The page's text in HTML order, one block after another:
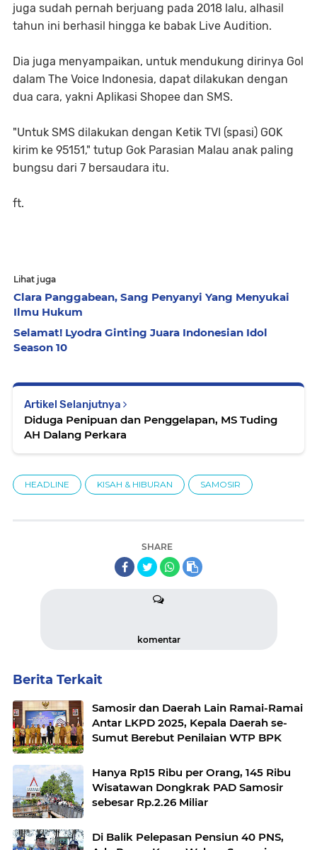
juga sudah pernah berjuang pada 2018 lalu, alhasil
tahun ini berhasil hingga ke babak Live Audition.
Dia juga menyampaikan, untuk mendukung dirinya Gol
dalam The Voice Indonesia, dapat dilakukan dengan
dua cara, yakni Aplikasi Shopee dan SMS.
"Untuk SMS dilakukan dengan Ketik TVI (spasi) GOK
kirim ke 95151," tutup Gok Parasian Malau anak paling
bungsu dari 7 bersaudara itu.
ft.
Lihat juga
Clara Panggabean, Sang Penyanyi Yang Menyukai
Ilmu Hukum
Selamat! Lyodra Ginting Juara Indonesian Idol
Season 10
Artikel Selanjutnya
Diduga Penipuan dan Penggelapan, MS Tuding
AH Dalang Perkara
HEADLINE KISAH & HIBURAN SAMOSIR
SHARE
komentar
Berita Terkait
Samosir dan Daerah Lain Ramai-Ramai
Antar LKPD 2025, Kepala Daerah se-
Sumut Berebut Penilaian WTP BPK
Hanya Rp15 Ribu per Orang, 145 Ribu
Wisatawan Dongkrak PAD Samosir
sebesar Rp.2.26 Miliar
Di Balik Pelepasan Pensiun 40 PNS,